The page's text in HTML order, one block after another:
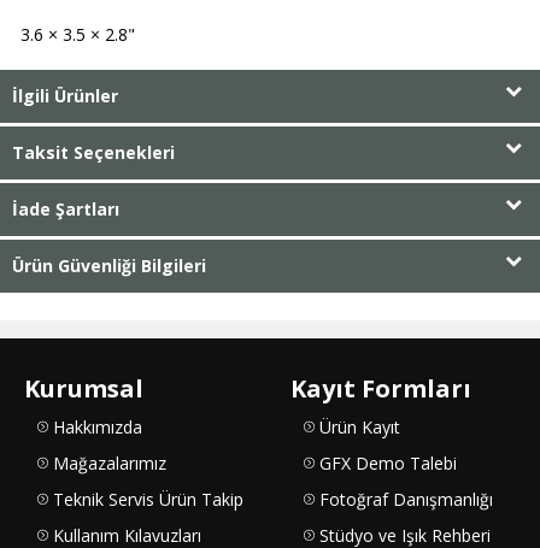
3.6 × 3.5 × 2.8"
İlgili Ürünler
Taksit Seçenekleri
İade Şartları
Ürün Güvenliği Bilgileri
Kurumsal
Hakkımızda
Mağazalarımız
Teknik Servis Ürün Takip
Kullanım Kılavuzları
Kayıt Formları
Ürün Kayıt
GFX Demo Talebi
Fotoğraf Danışmanlığı
Stüdyo ve Işık Rehberi